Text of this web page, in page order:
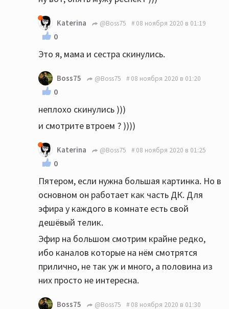
Katerina @Boss75 08 ноября 2020 в 01:19
0
Это я, мама и сестра скинулись.
Boss75 @Boss75 08 ноября 2020 в 01:20
0
неплохо скинулись )))
и смотрите втроем ? ))))
Katerina @Boss75 08 ноября 2020 в 01:25
0
Пятером, если нужна большая картинка. Но в
основном он работает как часть ДК. Для
эфира у каждого в комнате есть свой
дешёвый телик.
Эфир на большом смотрим крайне редко,
ибо каналов которые на нём смотрятся
прилично, не так уж и много, а половина из
них просто не интересна.
Boss75 @Boss75 08 ноября 2020 в 01:30